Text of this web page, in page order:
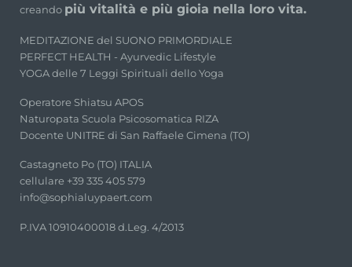
creando più vitalità e più gioia nella loro vita.
MEDITAZIONE del SUONO PRIMORDIALE
PERFECT HEALTH - Ayurvedic Lifestyle
YOGA delle 7 Leggi Spirituali dello Yoga
Operatore Shiatsu APOS
Naturopata Scuola Psicosomatica RIZA
Docente UNITRE di San Raffaele Cimena (TO)
Castagneto Po (TO) ITALIA
cellulare +39 335 405 579
info@sophialuypaert.com
P.IVA 10910400018 d.Leg. 4/2013